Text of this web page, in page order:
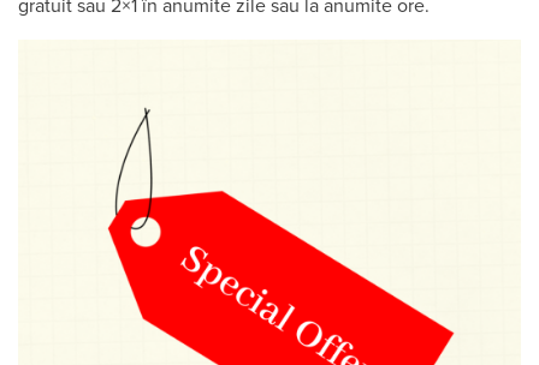
gratuit sau 2×1 în anumite zile sau la anumite ore.